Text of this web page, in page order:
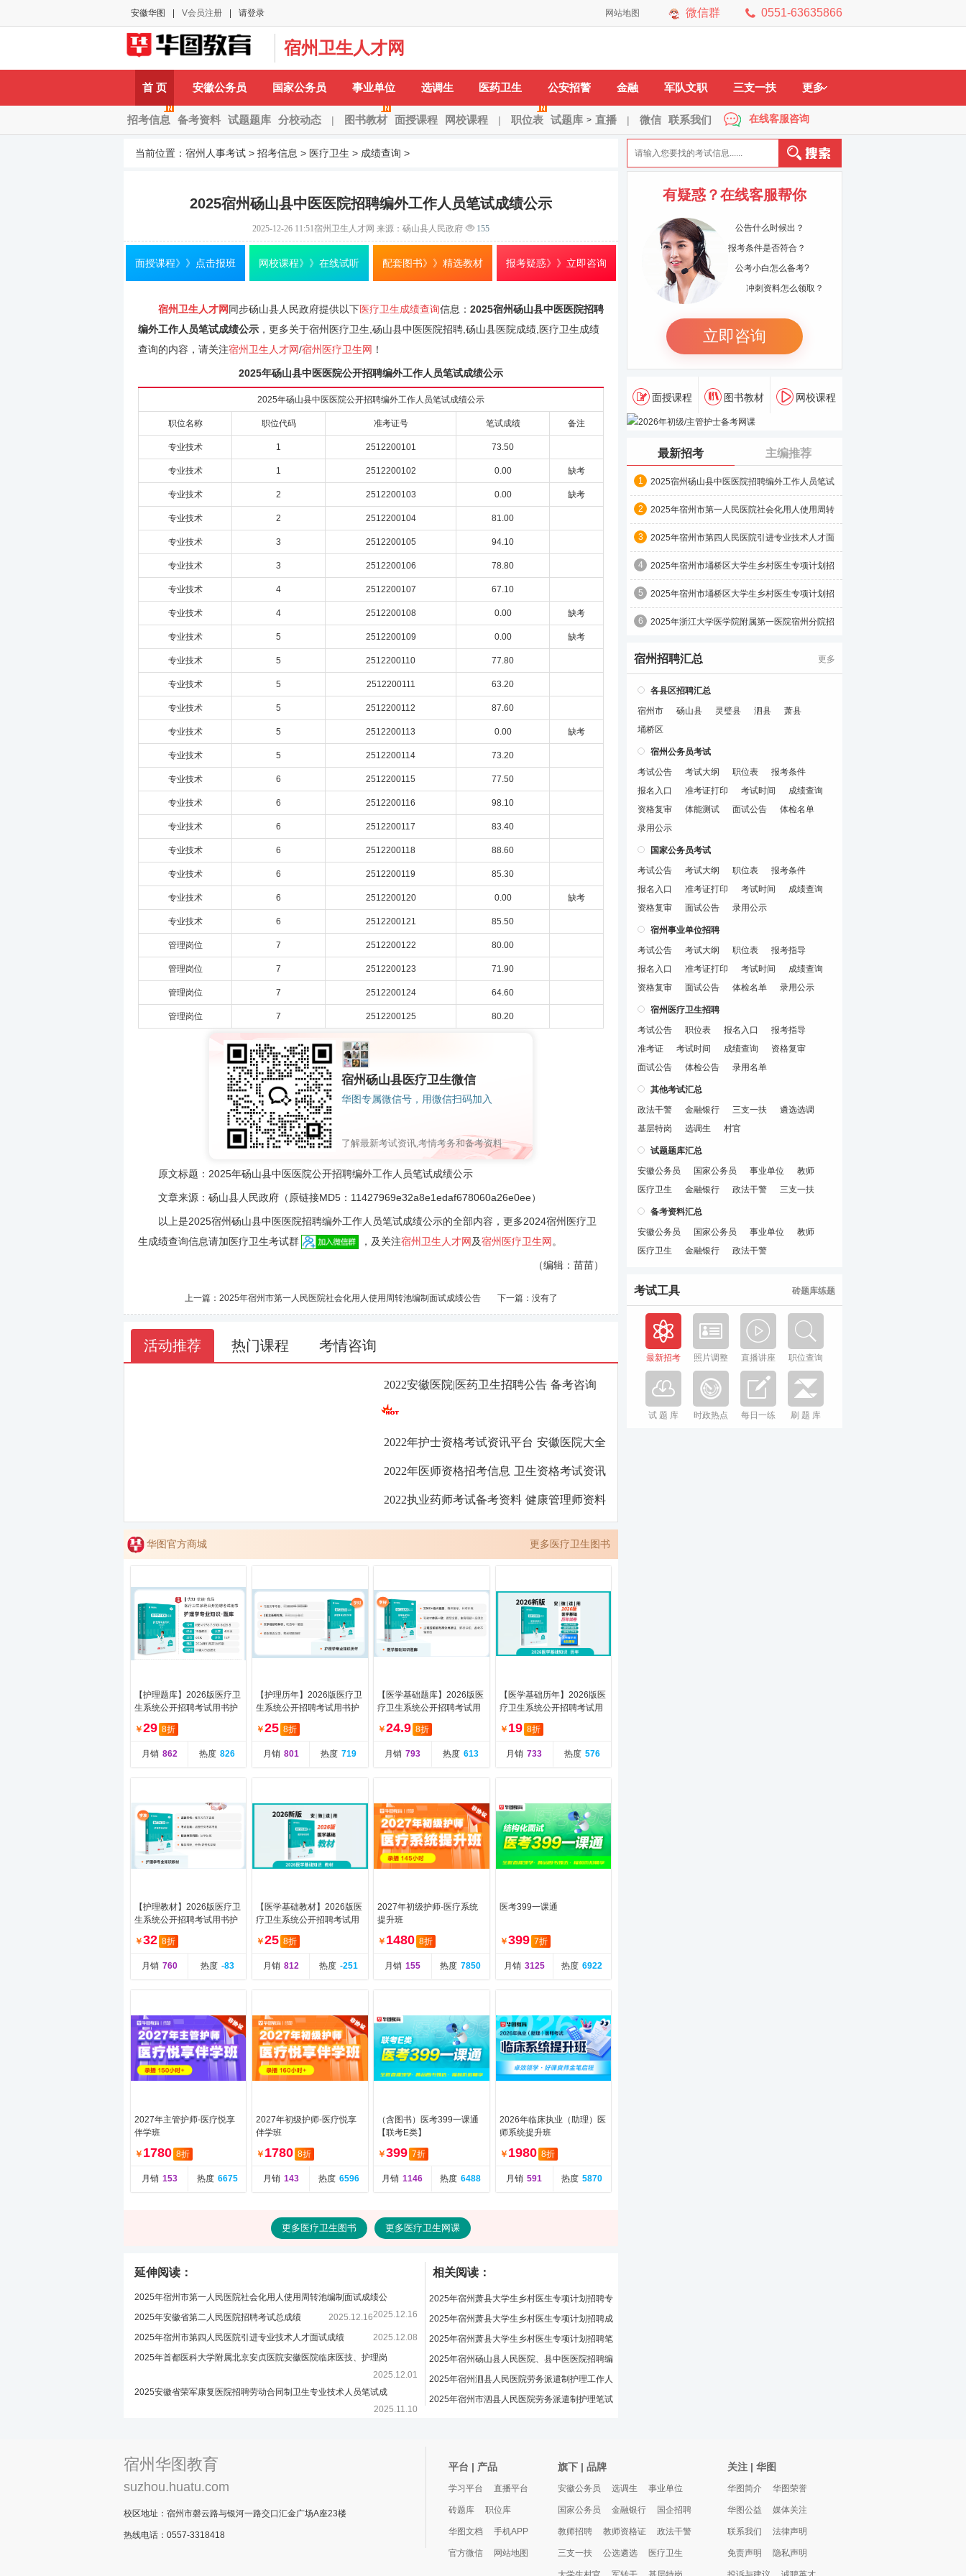
安徽华图 V会员注册 请登录 微信群 0551-63635866
网站地图
宿州卫生人才网
A-H： 安徽省安庆市 蚌埠市 亳州市巢湖市 池州市滁州市阜阳市 合肥市 H-X： 淮北市淮南市 黄山市六安市马鞍山 铜陵市宿州市 芜湖市宣城市
首 页 安徽公务员 国家公务员 事业单位 选调生 医药卫生 公安招警 金融 军队文职 三支一扶 更多
招考信息 备考资料 试题题库 分校动态 | 图书教材 面授课程 网校课程 | 职位表 试题库 > 直播 | 微信 联系我们 在线客服咨询
当前位置： 宿州人事考试 > 招考信息 > 医疗卫生 > 成绩查询 >
2025宿州砀山县中医医院招聘编外工作人员笔试成绩公示
2025-12-26 11:51宿州卫生人才网 来源：砀山县人民政府 155
面授课程》》点击报班 网校课程》》在线试听 配套图书》》精选教材 报考疑惑》》立即咨询
宿州卫生人才网同步砀山县人民政府提供以下医疗卫生成绩查询信息： 2025宿州砀山县中医医院招聘
编外工作人员笔试成绩公示 ，更多关于宿州医疗卫生,砀山县中医医院招聘,砀山县医院成绩,医疗卫生成绩
查询的内容，请关注宿州卫生人才网/宿州医疗卫生网 ！
2025年砀山县中医医院公开招聘编外工作人员笔试成绩公示
2025年砀山县中医医院公开招聘编外工作人员笔试成绩公示
职位名称 职位代码 准考证号 笔试成绩 备注
专业技术 1 2512200101 73.50
专业技术 1 2512200102 0.00 缺考
专业技术 2 2512200103 0.00 缺考
专业技术 2 2512200104 81.00
专业技术 3 2512200105 94.10
专业技术 3 2512200106 78.80
专业技术 4 2512200107 67.10
专业技术 4 2512200108 0.00 缺考
专业技术 5 2512200109 0.00 缺考
专业技术 5 2512200110 77.80
专业技术 5 2512200111 63.20
专业技术 5 2512200112 87.60
专业技术 5 2512200113 0.00 缺考
专业技术 5 2512200114 73.20
专业技术 6 2512200115 77.50
专业技术 6 2512200116 98.10
专业技术 6 2512200117 83.40
专业技术 6 2512200118 88.60
专业技术 6 2512200119 85.30
专业技术 6 2512200120 0.00 缺考
专业技术 6 2512200121 85.50
管理岗位 7 2512200122 80.00
管理岗位 7 2512200123 71.90
管理岗位 7 2512200124 64.60
管理岗位 7 2512200125 80.20
宿州砀山县医疗卫生微信
华图专属微信号，用微信扫码加入
了解最新考试资讯,考情考务和备考资料
原文标题：2025年砀山县中医医院公开招聘编外工作人员笔试成绩公示
文章来源：砀山县人民政府（原链接MD5：11427969e32a8e1edaf678060a26e0ee）
以上是2025宿州砀山县中医医院招聘编外工作人员笔试成绩公示的全部内容，更多2024宿州医疗卫
生成绩查询信息请加医疗卫生考试群
，及关注宿州卫生人才网及宿州医疗卫生网 。
（编辑：苗苗）
上一篇： 2025年宿州市第一人民医院社会化用人使用周转池编制面试成绩公告 下一篇：没有了
活动推荐 热门课程 考情咨询
2022安徽医院|医药卫生招聘公告 备考咨询
2022年护士资格考试资讯平台 安徽医院大全
2022年医师资格招考信息 卫生资格考试资讯
2022执业药师考试备考资料 健康管理师资料
华图官方商城 更多医疗卫生图书
【护理题库】2026版医疗卫
生系统公开招聘考试用书护
理学专业知识必做题库（题
本+解析）
￥29 8折
月销 862 热度 826
【护理历年】2026版医疗卫
生系统公开招聘考试用书护
理学专业知识历年真题及全
真模拟预测试
￥25 8折
月销 801 热度 719
【医学基础题库】2026版医
疗卫生系统公开招聘考试用
书医学基础知识必做题库
（题本+解析）
￥24.9 8折
月销 793 热度 613
【医学基础历年】2026版医
疗卫生系统公开招聘考试用
书医学基础知识历年真题及
全真模拟预测
￥ 19 8折
月销 733 热度 576
【护理教材】2026版医疗卫
生系统公开招聘考试用书护
理学专业知识
￥32 8折
月销 760 热度 -83
【医学基础教材】2026版医
疗卫生系统公开招聘考试用
书医学基础知识
￥25 8折
月销 812 热度 -251
2027年初级护师-医疗系统
提升班
￥ 1480 8折
月销 155 热度 7850
医考399一课通
￥399 7折
月销 3125 热度 6922
2027年主管护师-医疗悦享
伴学班
￥ 1780 8折
月销 153 热度 6675
2027年初级护师-医疗悦享
伴学班
￥ 1780 8折
月销 143 热度 6596
（含图书）医考399一课通
【联考E类】
￥399 7折
月销 1146 热度 6488
2026年临床执业（助理）医
师系统提升班
￥ 1980 8折
月销 591 热度 5870
更多医疗卫生图书 更多医疗卫生网课
延伸阅读：
2025年宿州市第一人民医院社会化用人使用周转池编制面试成绩公
2025.12.16
2025年安徽省第二人民医院招聘考试总成绩
2025.12.16
2025年宿州市第四人民医院引进专业技术人才面试成绩
2025.12.08
2025年首都医科大学附属北京安贞医院安徽医院临床医技、护理岗
2025.12.01
2025安徽省荣军康复医院招聘劳动合同制卫生专业技术人员笔试成
2025.11.10
相关阅读：
2025年宿州萧县大学生乡村医生专项计划招聘专
业测试成绩及最终
2025年宿州萧县大学生乡村医生专项计划招聘成
绩公布及成绩复核
2025年宿州萧县大学生乡村医生专项计划招聘笔
试成绩公告
2025年宿州砀山县人民医院、县中医医院招聘编
外人员面试成绩公
2025年宿州泗县人民医院劳务派遣制护理工作人
员招聘综合成绩公
2025年宿州市泗县人民医院劳务派遣制护理笔试
有疑惑？在线客服帮你
公告什么时候出？
报考条件是否符合？
公考小白怎么备考?
冲刺资料怎么领取？
立即咨询
面授课程 图书教材 网校课程
最新招考 主编推荐
1
2025宿州砀山县中医医院招聘编外工作人员笔试
成绩公示
2
2025年宿州市第一人民医院社会化用人使用周转
池编制面试成绩
3
2025年宿州市第四人民医院引进专业技术人才面
试成绩
4
2025年宿州市埇桥区大学生乡村医生专项计划招
聘面试成绩及最
5
2025年宿州市埇桥区大学生乡村医生专项计划招
聘笔试成绩公示
6
2025年浙江大学医学院附属第一医院宿州分院招
宿州招聘汇总 更多
各县区招聘汇总
宿州市
砀山县 灵璧县 泗县
萧县
埇桥区
宿州公务员考试
考试公告
考试大纲 职位表
报考条件
报名入口
准考证打印 考试时间
成绩查询
资格复审
体能测试 面试公告
体检名单
录用公示
国家公务员考试
考试公告
考试大纲 职位表
报考条件
报名入口
准考证打印 考试时间
成绩查询
资格复审
面试公告 录用公示
宿州事业单位招聘
考试公告
考试大纲 职位表
报考指导
报名入口
准考证打印 考试时间
成绩查询
资格复审
面试公告 体检名单 录用公示
宿州医疗卫生招聘
考试公告
职位表 报名入口
报考指导
准考证
考试时间 成绩查询
资格复审
面试公告
体检公告 录用名单
其他考试汇总
政法干警
金融银行 三支一扶
遴选选调
基层特岗
选调生 村官
试题题库汇总
安徽公务员
国家公务员 事业单位
教师
医疗卫生
金融银行 政法干警 三支一扶
备考资料汇总
安徽公务员
国家公务员 事业单位
教师
医疗卫生
金融银行 政法干警
考试工具 砖题库练题
最新招考 照片调整 直播讲座 职位查询
试 题 库 时政热点 每日一练 刷 题 库
宿州华图教育
suzhou.huatu.com
校区地址：宿州市磬云路与银河一路交口汇金广场A座23楼
热线电话：0557-3318418
平台 | 产品
学习平台 直播平台
砖题库 职位库
华图文档 手机APP
官方微信 网站地图
旗下 | 品牌
安徽公务员 选调生 事业单位
国家公务员 金融银行 国企招聘
教师招聘 教师资格证 政法干警
三支一扶 公选遴选 医疗卫生
关注 | 华图
华图简介 华图荣誉
华图公益 媒体关注
联系我们 法律声明
免责声明 隐私声明